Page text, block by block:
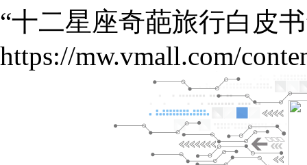
“十二星座奇葩旅行白皮
https://mw.vmall.com/